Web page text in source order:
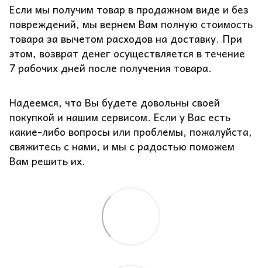
Если мы получим товар в продажном виде и без
повреждений, мы вернем Вам полную стоимость
товара за вычетом расходов на доставку. При
этом, возврат денег осуществляется в течение
7 рабочих дней после получения товара.
Надеемся, что Вы будете довольны своей
покупкой и нашим сервисом. Если у Вас есть
какие-либо вопросы или проблемы, пожалуйста,
свяжитесь с нами, и мы с радостью поможем
Вам решить их.